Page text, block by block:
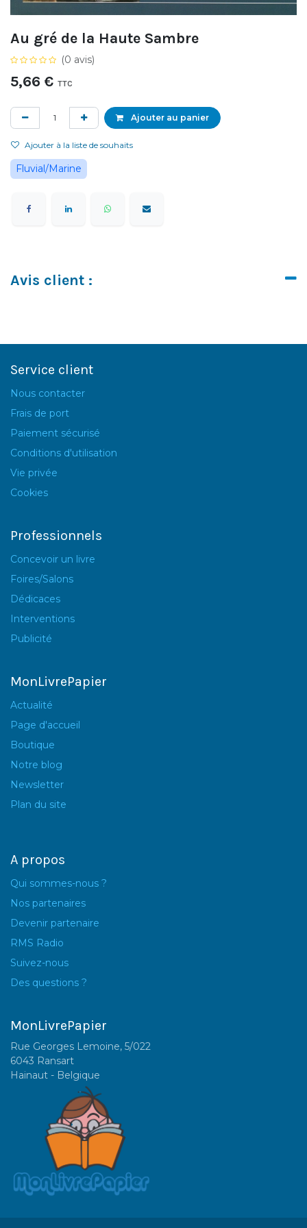
Au gré de la Haute Sambre
(0 avis)
5,66 € TTC
Ajouter au panier
Ajouter à la liste de souhaits
Fluvial/Marine
Avis client :
Service client
Nous contacter
Frais de port
Paiement sécurisé
Conditions d'utilisation
Vie privée
Cookies
Professionnels
Concevoir un livre
Foires/Salons
Dédicaces
Interventions
Publicité
MonLivrePapier
Actualité
Page d'accueil
Boutique
Notre blog
Newsletter
Plan du site
A propos
Qui sommes-nous ?
Nos partenaires
Devenir partenaire
RMS Radio
Suivez-nous
Des questions ?
MonLivrePapier
Rue Georges Lemoine, 5/022
6043 Ransart
Hainaut - Belgique